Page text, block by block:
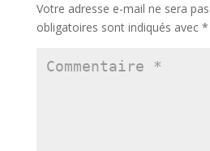
Votre adresse e-mail ne sera
obligatoires sont indiqués avec *